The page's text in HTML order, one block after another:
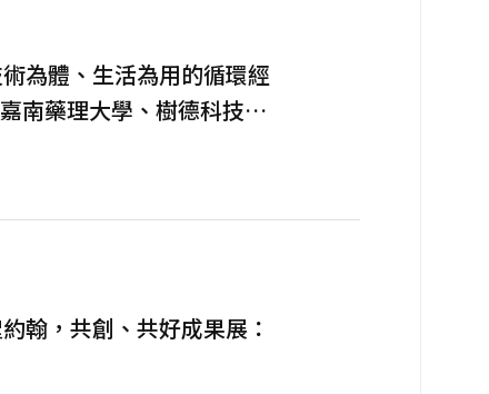
為體、生活為用的循環經
南藥理大學、樹德科技大
響或推動淨零綠生
翰，共創、共好成果展：